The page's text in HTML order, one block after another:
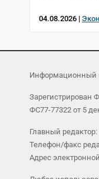
04.08.2026 |
Информационный
Зарегистрирован
ФС77-77322 от 5
Главный
Телефон/факс
Адрес